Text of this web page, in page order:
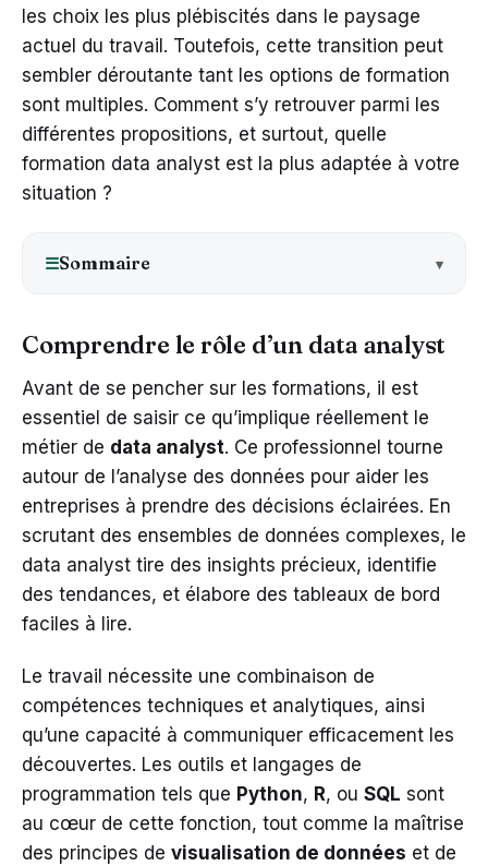
les choix les plus plébiscités dans le paysage
actuel du travail. Toutefois, cette transition peut
sembler déroutante tant les options de formation
sont multiples. Comment s’y retrouver parmi les
différentes propositions, et surtout, quelle
formation data analyst est la plus adaptée à votre
situation ?
☰Sommaire
Comprendre le rôle d’un data analyst
Avant de se pencher sur les formations, il est
essentiel de saisir ce qu’implique réellement le
métier de data analyst. Ce professionnel tourne
autour de l’analyse des données pour aider les
entreprises à prendre des décisions éclairées. En
scrutant des ensembles de données complexes, le
data analyst tire des insights précieux, identifie
des tendances, et élabore des tableaux de bord
faciles à lire.
Le travail nécessite une combinaison de
compétences techniques et analytiques, ainsi
qu’une capacité à communiquer efficacement les
découvertes. Les outils et langages de
programmation tels que Python, R, ou SQL sont
au cœur de cette fonction, tout comme la maîtrise
des principes de visualisation de données et de